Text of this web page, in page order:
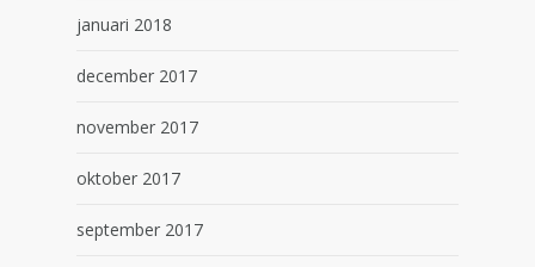
januari 2018
december 2017
november 2017
oktober 2017
september 2017